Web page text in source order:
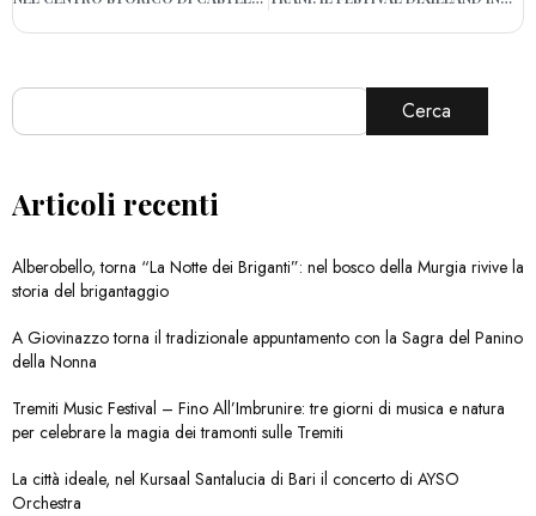
Cerca
Articoli recenti
Alberobello, torna “La Notte dei Briganti”: nel bosco della Murgia rivive la
storia del brigantaggio
A Giovinazzo torna il tradizionale appuntamento con la Sagra del Panino
della Nonna
Tremiti Music Festival – Fino All’Imbrunire: tre giorni di musica e natura
per celebrare la magia dei tramonti sulle Tremiti
La città ideale, nel Kursaal Santalucia di Bari il concerto di AYSO
Orchestra